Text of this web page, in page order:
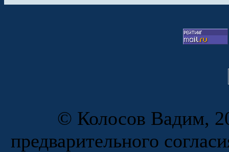
© Колосов Вадим,
предварительного